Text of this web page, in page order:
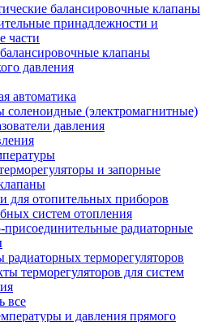
балансировочные клапаны
принадлежности и
части
клапаны
давления
автоматика
соленоидные (электромагнитные)
давления
и запорные
для отопительных приборов
систем отопления
присоединительные радиаторные
радиаторных терморегуляторов
терморегуляторов для систем
все
и давления прямого